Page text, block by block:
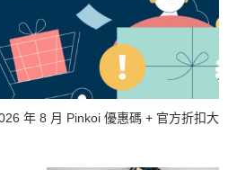
年 8 月 Pinkoi 優惠碼 + 官方折扣大